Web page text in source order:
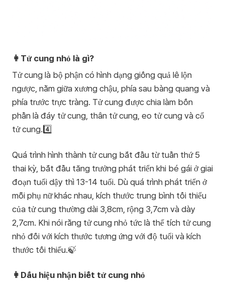
👩Tử cung nhỏ là gì?
Tử cung là bộ phận có hình dạng giống quả lê lộn
ngược, nằm giữa xương chậu, phía sau bàng quang và
phía trước trực tràng. Tử cung được chia làm bốn
phần là đáy tử cung, thân tử cung, eo tử cung và cổ
tử cung.4️⃣
Quá trình hình thành tử cung bắt đầu từ tuần thứ 5
thai kỳ, bắt đầu tăng trưởng phát triển khi bé gái ở giai
đoạn tuổi dậy thì 13-14 tuổi. Dù quá trình phát triển ở
mỗi phụ nữ khác nhau, kích thước trung bình tối thiểu
của tử cung thường dài 3,8cm, rộng 3,7cm và dày
2,7cm. Khi nói rằng tử cung nhỏ tức là thể tích tử cung
nhỏ đối với kích thước tương ứng với độ tuổi và kích
thước tối thiểu.🍃
👩Dấu hiệu nhận biết tử cung nhỏ